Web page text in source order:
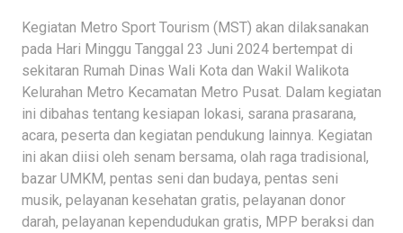
Kegiatan Metro Sport Tourism (MST) akan dilaksanakan
pada Hari Minggu Tanggal 23 Juni 2024 bertempat di
sekitaran Rumah Dinas Wali Kota dan Wakil Walikota
Kelurahan Metro Kecamatan Metro Pusat. Dalam kegiatan
ini dibahas tentang kesiapan lokasi, sarana prasarana,
acara, peserta dan kegiatan pendukung lainnya. Kegiatan
ini akan diisi oleh senam bersama, olah raga tradisional,
bazar UMKM, pentas seni dan budaya, pentas seni
musik, pelayanan kesehatan gratis, pelayanan donor
darah, pelayanan kependudukan gratis, MPP beraksi dan